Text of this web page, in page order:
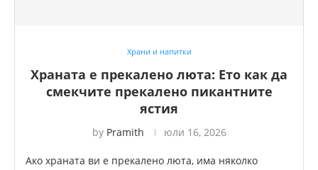
Храни и напитки
Храната е прекалено люта: Ето как да
смекчите прекалено пикантните
ястия
by Pramith юли 16, 2026
Ако храната ви е прекалено люта, има няколко